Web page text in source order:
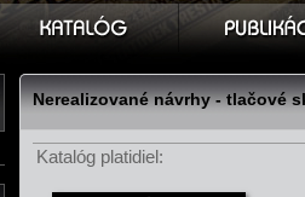
Nerealizované návrhy - tlačové
Katalóg platidiel: